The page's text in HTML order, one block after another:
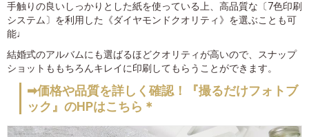
手触りの良いしっかりとした紙を使っている上、高品質な〔7色印刷
システム〕を利用した《ダイヤモンドクオリティ》を選ぶことも可
能♩
結婚式のアルバムにも選ばるほどクオリティが高いので、スナップ
ショットももちろんキレイに印刷してもらうことができます。
➡価格や品質を詳しく確認！『撮るだけフォトブ
ック』のHPはこちら＊